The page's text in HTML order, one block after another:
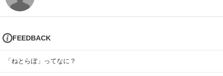
FEEDBACK
「ねとらぼ」ってなに？